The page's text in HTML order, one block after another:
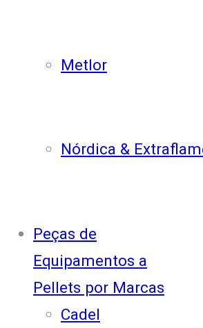
Metlor
Nórdica &
Peças de
Equipamentos a
Pellets por Marcas
Cadel